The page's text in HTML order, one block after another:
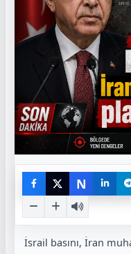
N
İsrail basını, İran